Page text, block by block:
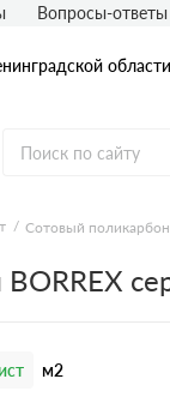
области
Вопросы-ответы
Сотовый
м2